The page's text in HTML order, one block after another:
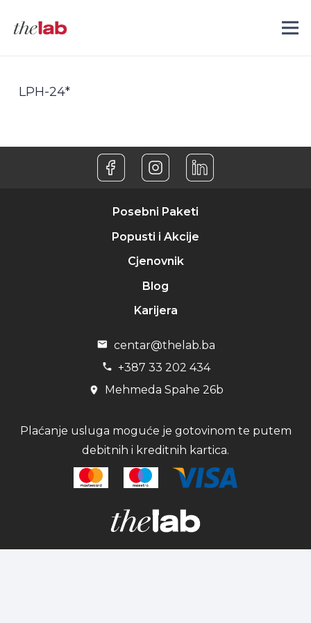
LPH-24*
Posebni Paketi
Popusti i Akcije
Cjenovnik
Blog
Karijera
centar@thelab.ba
+387 33 202 434
Mehmeda Spahe 26b
Plaćanje usluga moguće je gotovinom te putem
debitnih i kreditnih kartica.